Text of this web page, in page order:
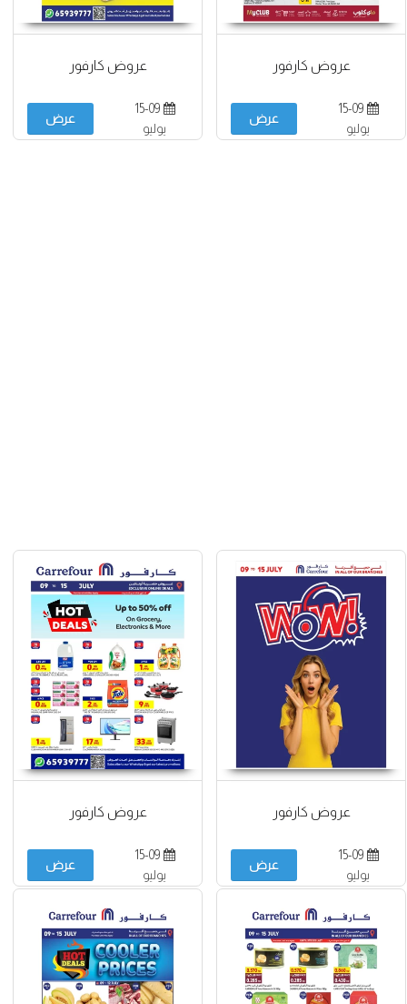
عروض كارفور
15-09
يوليو
عرض
عروض كارفور
15-09
يوليو
عرض
عروض كارفور
15-09
يوليو
عرض
عروض كارفور
15-09
يوليو
عرض